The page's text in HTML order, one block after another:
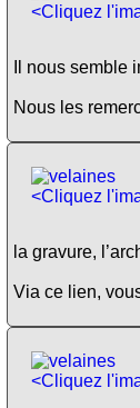
<Cliquez
Il nous
Nous les
<Cliquez
la gravure,
Via ce lien,
<Cliquez